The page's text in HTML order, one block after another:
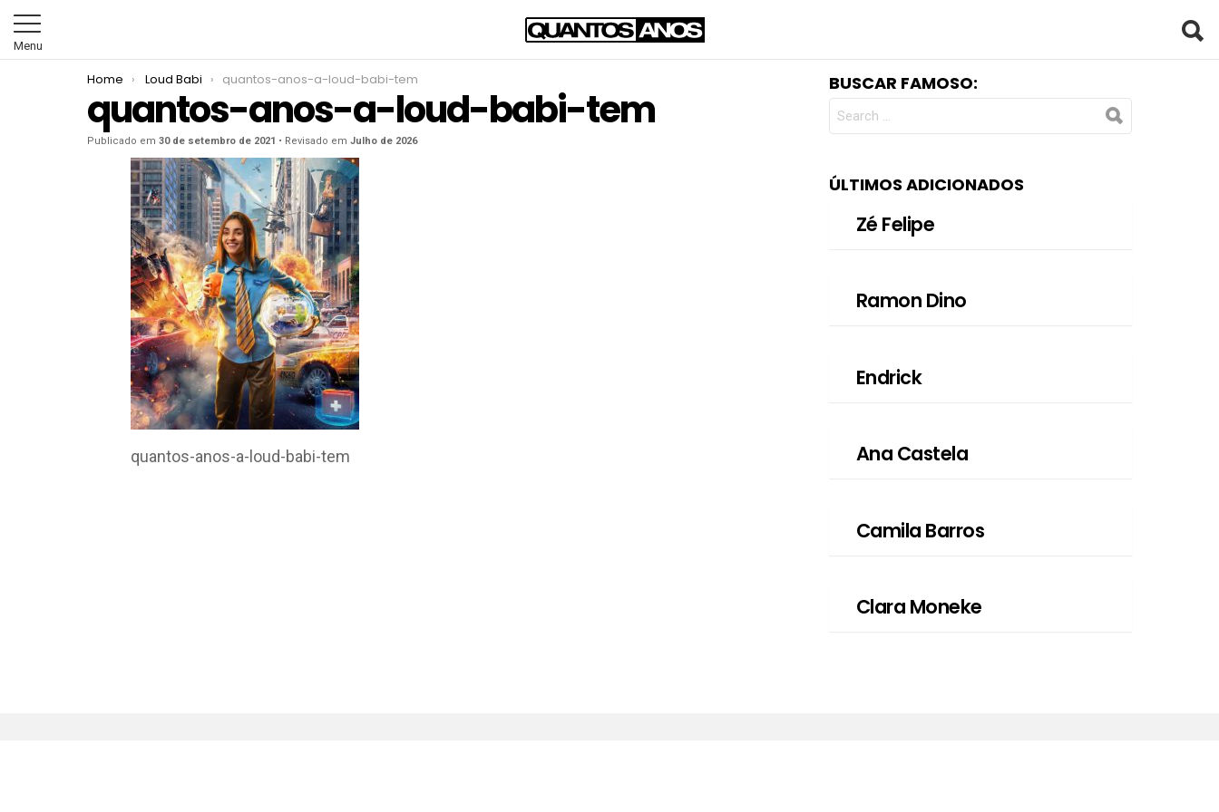
Menu
You are here:
Home Loud Babi quantos-anos-a-loud-babi-tem
quantos-anos-a-loud-babi-tem
Publicado em 30 de setembro de 2021 • Revisado em Julho de 2026
quantos-anos-a-loud-babi-tem
BUSCAR FAMOSO:
FOR:
ÚLTIMOS ADICIONADOS
Zé Felipe
Ramon Dino
Endrick
Ana Castela
Camila Barros
Clara Moneke